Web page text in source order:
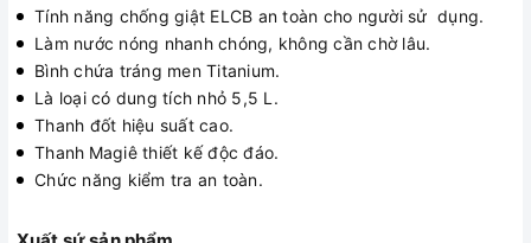
Tính năng chống giật ELCB an toàn cho người sử dụng.
Làm nước nóng nhanh chóng, không cần chờ lâu.
Bình chứa tráng men Titanium.
Là loại có dung tích nhỏ 5,5 L.
Thanh đốt hiệu suất cao.
Thanh Magiê thiết kế độc đáo.
Chức năng kiểm tra an toàn.